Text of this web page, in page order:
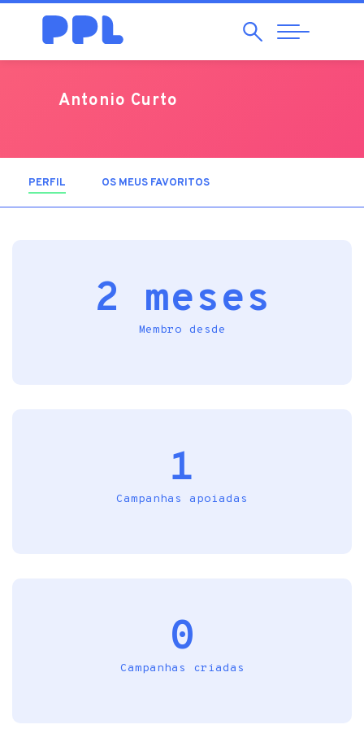
Pesquisar
Abrir
Navegação
Antonio Curto
PERFIL (SEPARADOR ATIVO)
OS MEUS FAVORITOS
2 meses
Membro desde
1
Campanhas apoiadas
0
Campanhas criadas